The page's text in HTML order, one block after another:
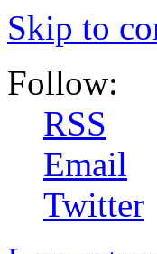
Skip to
Follow:
RSS
Email
Twitter